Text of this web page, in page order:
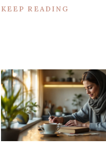
KEEP READING